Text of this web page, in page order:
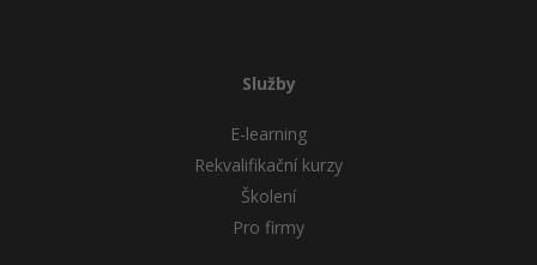
Služby
E-learning
Rekvalifikační kurzy
Školení
Pro firmy